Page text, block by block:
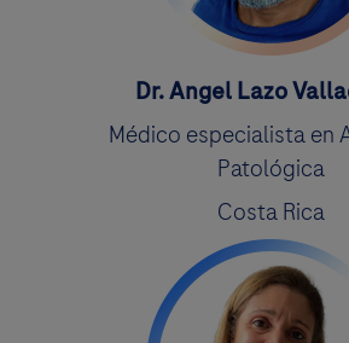
Dr. Angel Lazo
Médico especialista en
Patológica
Costa Rica